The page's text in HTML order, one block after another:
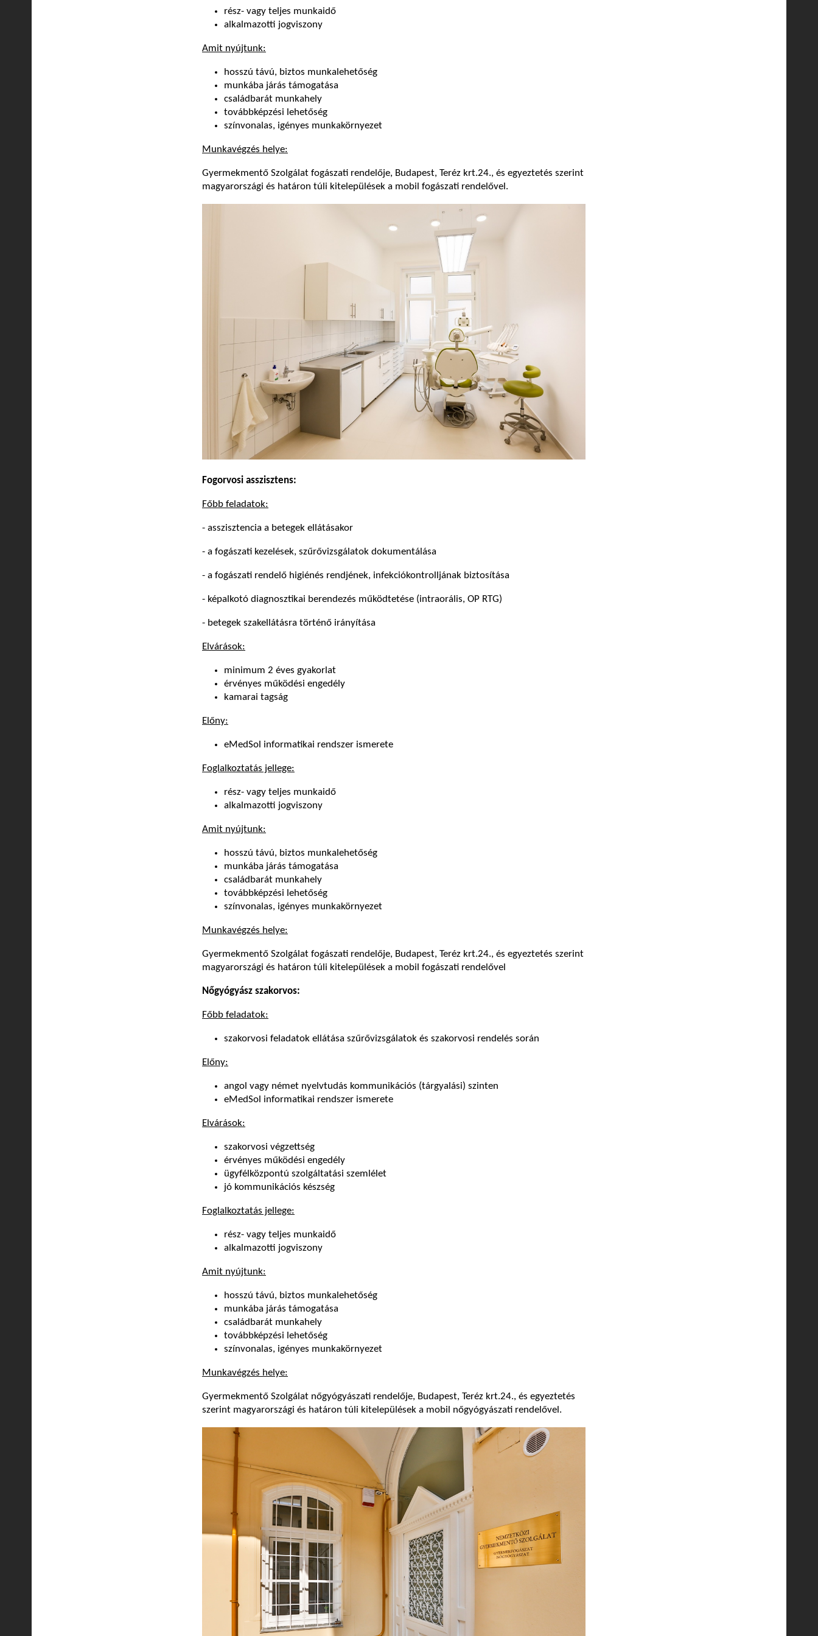
rész- vagy teljes munkaidő
alkalmazotti jogviszony
Amit nyújtunk:
hosszú távú, biztos munkalehetőség
munkába járás támogatása
családbarát munkahely
továbbképzési lehetőség
színvonalas, igényes munkakörnyezet
Munkavégzés helye:
Gyermekmentő Szolgálat fogászati rendelője, Budapest, Teréz krt.24., és egyeztetés szerint
magyarországi és határon túli kitelepülések a mobil fogászati rendelővel.
Fogorvosi asszisztens:
Főbb feladatok:
- asszisztencia a betegek ellátásakor
- a fogászati kezelések, szűrővizsgálatok dokumentálása
- a fogászati rendelő higiénés rendjének, infekciókontrolljának biztosítása
- képalkotó diagnosztikai berendezés működtetése (intraorális, OP RTG)
- betegek szakellátásra történő irányítása
Elvárások:
minimum 2 éves gyakorlat
érvényes működési engedély
kamarai tagság
Előny:
eMedSol informatikai rendszer ismerete
Foglalkoztatás jellege:
rész- vagy teljes munkaidő
alkalmazotti jogviszony
Amit nyújtunk:
hosszú távú, biztos munkalehetőség
munkába járás támogatása
családbarát munkahely
továbbképzési lehetőség
színvonalas, igényes munkakörnyezet
Munkavégzés helye:
Gyermekmentő Szolgálat fogászati rendelője, Budapest, Teréz krt.24., és egyeztetés szerint
magyarországi és határon túli kitelepülések a mobil fogászati rendelővel
Nőgyógyász szakorvos:
Főbb feladatok:
szakorvosi feladatok ellátása szűrővizsgálatok és szakorvosi rendelés során
Előny:
angol vagy német nyelvtudás kommunikációs (tárgyalási) szinten
eMedSol informatikai rendszer ismerete
Elvárások:
szakorvosi végzettség
érvényes működési engedély
ügyfélközpontú szolgáltatási szemlélet
jó kommunikációs készség
Foglalkoztatás jellege:
rész- vagy teljes munkaidő
alkalmazotti jogviszony
Amit nyújtunk:
hosszú távú, biztos munkalehetőség
munkába járás támogatása
családbarát munkahely
továbbképzési lehetőség
színvonalas, igényes munkakörnyezet
Munkavégzés helye:
Gyermekmentő Szolgálat nőgyógyászati rendelője, Budapest, Teréz krt.24., és egyeztetés
szerint magyarországi és határon túli kitelepülések a mobil nőgyógyászati rendelővel.